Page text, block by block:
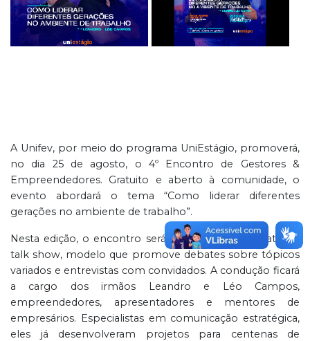
A Unifev, por meio do programa UniEstágio, promoverá,
no dia 25 de agosto, o 4º Encontro de Gestores &
Empreendedores. Gratuito e aberto à comunidade, o
evento abordará o tema “Como liderar diferentes
gerações no ambiente de trabalho”.
Nesta edição, o encontro será realizado em formato de
talk show, modelo que promove debates sobre tópicos
variados e entrevistas com convidados. A condução ficará
a cargo dos irmãos Leandro e Léo Campos,
empreendedores, apresentadores e mentores de
empresários. Especialistas em comunicação estratégica,
eles já desenvolveram projetos para centenas de